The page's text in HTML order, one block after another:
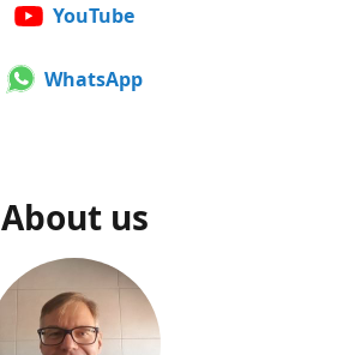
YouTube
WhatsApp
About us